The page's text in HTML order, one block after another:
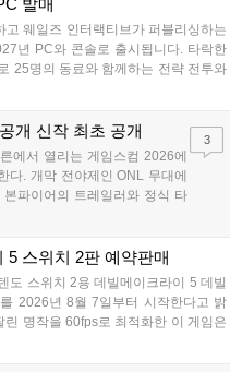
발매
웨일즈 인터랙티브가 퍼블리싱하는
년 PC와 콘솔로 출시됩니다. 타락한
25명의 동료와 함께하는 전략 전투와
타터 펀딩을 성공적으로 마친 이 게
개 신작 최초 공개
에서 열리는 게임스컴 2026에
다. 개막 전야제인 ONL 무대에
파이어의 트레일러와 정식 타
온2는 9월 30일 얼리액세스를
가 개발 중인 길드워3는 B2B
에 나선다. 엔씨는 이번 행사를
대하고 신작에 대한 기대감을
3
5 스위치 2판 예약판매
도 스위치 2용 데빌메이크라이 5 데빌
2026년 8월 7일부터 시작한다고 밝
명작을 60fps로 최적화한 이 게임은
다양한 추가 콘텐츠가 포함된다. 국내